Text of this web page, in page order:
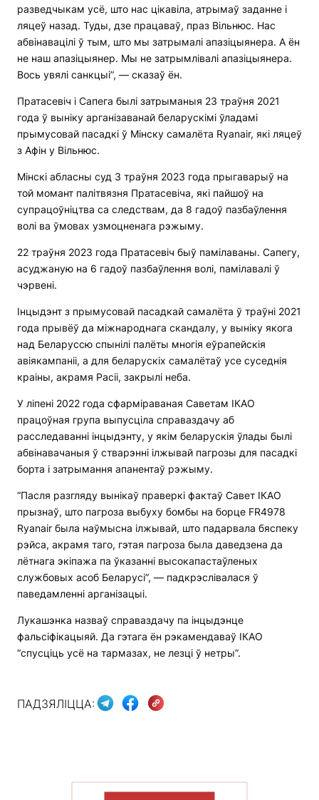
разведчыкам усё, што нас цікавіла, атрымаў заданне і
ляцеў назад. Туды, дзе працаваў, праз Вільнюс. Нас
абвінавацілі ў тым, што мы затрымалі апазіцыянера. А ён
не наш апазіцыянер. Мы не затрымлівалі апазіцыянера.
Вось увялі санкцыі”, — сказаў ён.
Пратасевіч і Сапега былі затрыманыя 23 траўня 2021
года ў выніку арганізаванай беларускімі ўладамі
прымусовай пасадкі ў Мінску самалёта Ryanair, які ляцеў
з Афін у Вільнюс.
Мінскі абласны суд 3 траўня 2023 года прыгаварыў на
той момант палітвязня Пратасевіча, які пайшоў на
супрацоўніцтва са следствам, да 8 гадоў пазбаўлення
волі ва ўмовах узмоцненага рэжыму.
22 траўня 2023 года Пратасевіч быў памілаваны. Сапегу,
асуджаную на 6 гадоў пазбаўлення волі, памілавалі ў
чэрвені.
Інцыдэнт з прымусовай пасадкай самалёта ў траўні 2021
года прывёў да міжнароднага скандалу, у выніку якога
над Беларуссю спынілі палёты многія еўрапейскія
авіякампаніі, а для беларускіх самалётаў усе суседнія
краіны, акрамя Расіі, закрылі неба.
У ліпені 2022 года сфарміраваная Саветам ІКАО
працоўная група выпусціла справаздачу аб
расследаванні інцыдэнту, у якім беларускія ўлады былі
абвінавачаныя ў стварэнні ілжывай пагрозы для пасадкі
борта і затрымання апанентаў рэжыму.
“Пасля разгляду вынікаў праверкі фактаў Савет ІКАО
прызнаў, што пагроза выбуху бомбы на борце FR4978
Ryanair была наўмысна ілжывай, што падарвала бяспеку
рэйса, акрамя таго, гэтая пагроза была даведзена да
лётнага экіпажа па ўказанні высокапастаўленых
службовых асоб Беларусі”, — падкрэслівалася ў
паведамленні арганізацыі.
Лукашэнка назваў справаздачу па інцыдэнце
фальсіфікацыяй. Да гэтага ён рэкамендаваў ІКАО
“спусціць усё на тармазах, не лезці ў нетры”.
ПАДЗЯЛІЦЦА: